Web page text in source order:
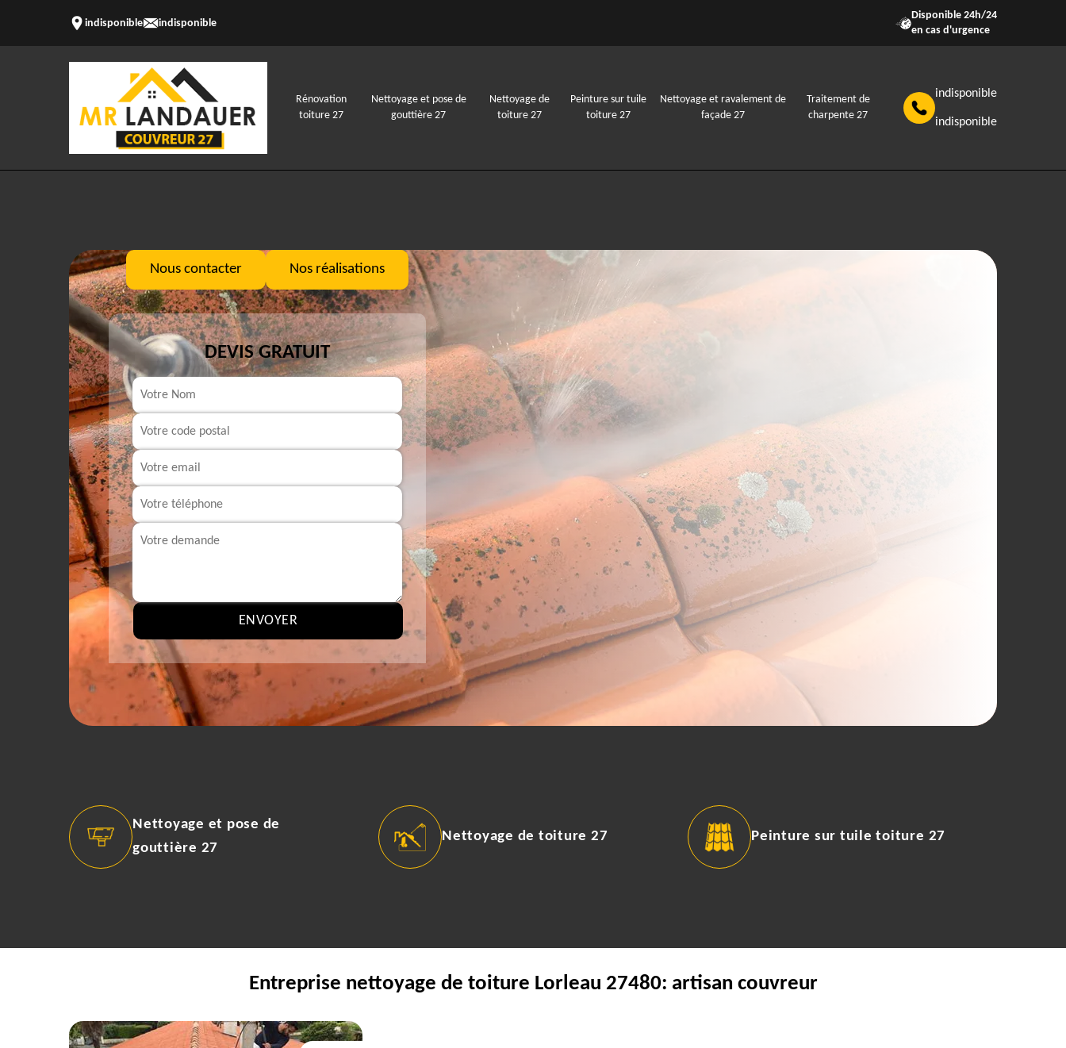
indisponible indisponible
Disponible 24h/24
en cas d'urgence
Rénovation
toiture 27
Nettoyage et pose de
gouttière 27
Nettoyage de
toiture 27
Peinture sur tuile
toiture 27
Nettoyage et ravalement de
façade 27
Traitement de
charpente 27
indisponible
indisponible
Nous contacter Nos réalisations
DEVIS GRATUIT
Nettoyage et pose de
gouttière 27
Nettoyage de toiture 27 Peinture sur tuile toiture 27
Entreprise nettoyage de toiture Lorleau 27480: artisan couvreur